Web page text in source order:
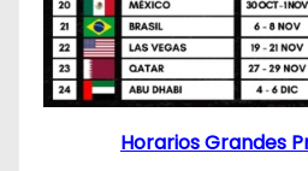
Horarios Grandes